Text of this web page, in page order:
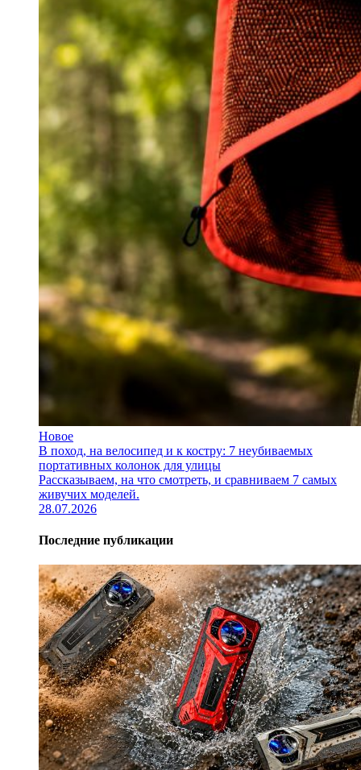
Новое
В поход, на велосипед и к костру: 7 неубиваемых
портативных колонок для улицы
Рассказываем, на что смотреть, и сравниваем 7 самых
живучих моделей.
28.07.2026
Последние публикации